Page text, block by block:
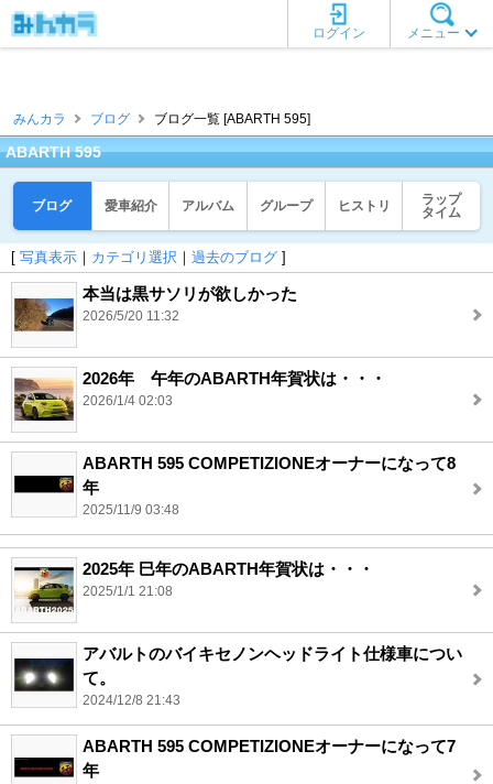
メニュー
ログイン
みんカラ ブログ ブログ一覧 [ABARTH 595]
ABARTH 595
ブログ 愛車紹介 アルバム グループ ヒストリ
ラップ
タイム
[ 写真表示 ｜ カテゴリ選択 ｜ 過去のブログ ]
本当は黒サソリが欲しかった
2026/5/20 11:32
2026年 午年のABARTH年賀状は・・・
2026/1/4 02:03
ABARTH 595 COMPETIZIONEオーナーになって8
年
2025/11/9 03:48
2025年 巳年のABARTH年賀状は・・・
2025/1/1 21:08
アバルトのバイキセノンヘッドライト仕様車につい
て。
2024/12/8 21:43
ABARTH 595 COMPETIZIONEオーナーになって7
年